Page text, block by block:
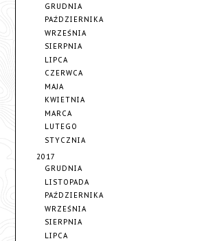
GRUDNIA
PAŹDZIERNIKA
WRZEŚNIA
SIERPNIA
LIPCA
CZERWCA
MAJA
KWIETNIA
MARCA
LUTEGO
STYCZNIA
2017
GRUDNIA
LISTOPADA
PAŹDZIERNIKA
WRZEŚNIA
SIERPNIA
LIPCA